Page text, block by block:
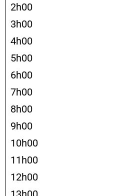
2h00
3h00
4h00
5h00
6h00
7h00
8h00
9h00
10h00
11h00
12h00